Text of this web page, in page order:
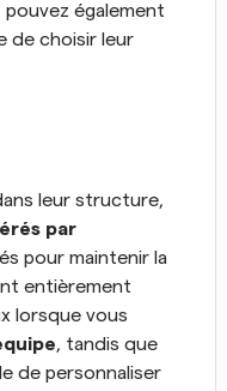
pouvez également
de choisir leur
leur structure,
par
pour maintenir la
entièrement
lorsque vous
, tandis que
de personnaliser